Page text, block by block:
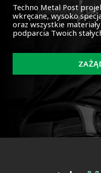
Techno Metal Post
wkręcane, wysoko
oraz wszystkie
podparcia Twoich